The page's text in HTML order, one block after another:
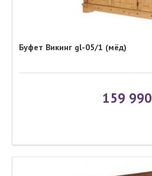
Буфет Викинг gl-05/1 (мёд)
159 990